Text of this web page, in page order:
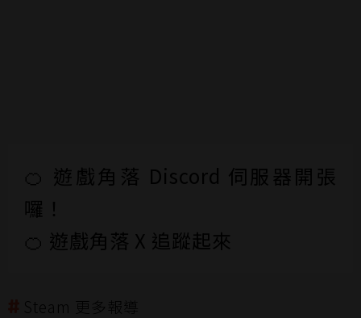
🍊 遊戲角落 Discord 伺服器開張
囉！
🍊 遊戲角落 X 追蹤起來
Steam 更多報導